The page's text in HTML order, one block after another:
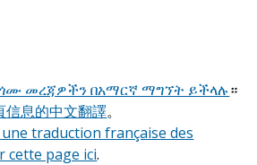
መረጃዎችን በአማርኛ ማግኘት ይችላሉ።
信息的中文翻譯。
traduction française des
cette page ici.